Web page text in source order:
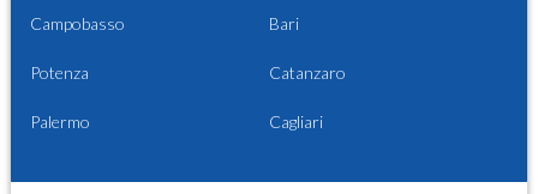
Campobasso Bari
Potenza Catanzaro
Palermo Cagliari